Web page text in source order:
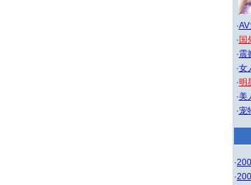
·
· 国
·震
·女
·明
·美
·宠
·
·